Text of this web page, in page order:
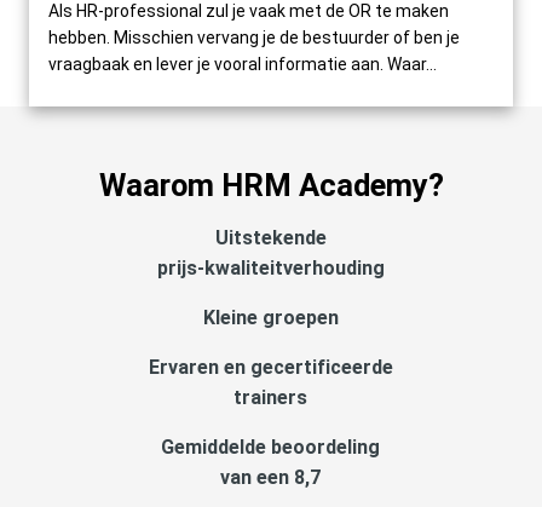
Als HR-professional zul je vaak met de OR te maken
hebben. Misschien vervang je de bestuurder of ben je
vraagbaak en lever je vooral informatie aan. Waar...
Waarom HRM Academy?
Uitstekende
prijs-kwaliteitverhouding
Kleine groepen
Ervaren en gecertificeerde
trainers
Gemiddelde beoordeling
van een 8,7